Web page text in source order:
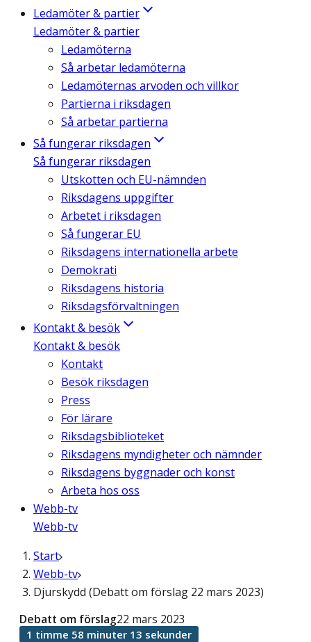
Ledamöter & partier
Ledamöter & partier
Ledamöterna
Så arbetar ledamöterna
Ledamöternas arvoden och villkor
Partierna i riksdagen
Så arbetar partierna
Så fungerar riksdagen
Så fungerar riksdagen
Utskotten och EU-nämnden
Riksdagens uppgifter
Arbetet i riksdagen
Så fungerar EU
Riksdagens internationella arbete
Demokrati
Riksdagens historia
Riksdagsförvaltningen
Kontakt & besök
Kontakt & besök
Kontakt
Besök riksdagen
Press
För lärare
Riksdagsbiblioteket
Riksdagens myndigheter och nämnder
Riksdagens byggnader och konst
Arbeta hos oss
Webb-tv
Webb-tv
Start
Webb-tv
Djurskydd (Debatt om förslag 22 mars 2023)
Debatt om förslag22 mars 2023
1 timme 58 minuter 13 sekunder